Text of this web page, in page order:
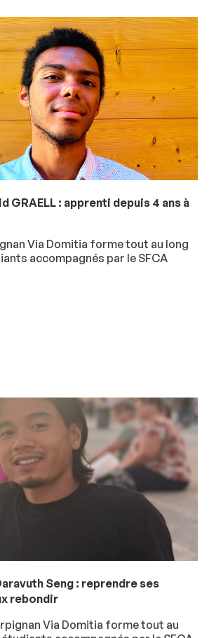
GRAELL : apprenti depuis 4 ans à
Via Domitia forme tout au long
accompagnés par le SFCA
Seng : reprendre ses
rebondir
Via Domitia forme tout au